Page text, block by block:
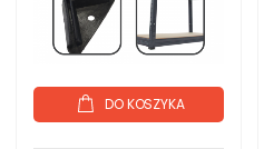
DO KOSZYKA